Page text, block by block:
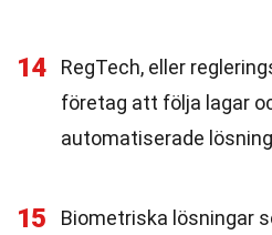
14
RegTech, eller
företag att följa lagar
automatiserade
15
Biometriska lösningar